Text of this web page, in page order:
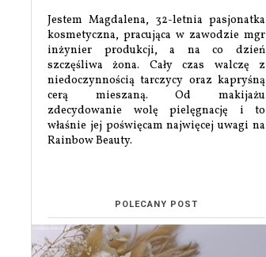
Jestem Magdalena, 32-letnia pasjonatka
kosmetyczna, pracująca w zawodzie mgr
inżynier produkcji, a na co dzień
szczęśliwa żona. Cały czas walczę z
niedoczynnością tarczycy oraz kapryśną
cerą mieszaną. Od makijażu
zdecydowanie wolę pielęgnację i to
właśnie jej poświęcam najwięcej uwagi na
Rainbow Beauty.
POLECANY POST